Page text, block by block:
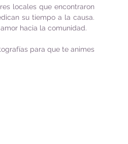
locales que encontraron
su tiempo a la causa.
hacia la comunidad.
para que te animes